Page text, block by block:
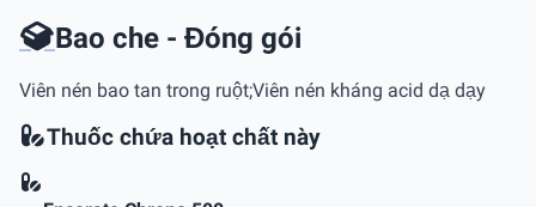
Bao che - Đóng gói
Viên nén bao tan trong ruột;Viên nén kháng acid dạ dạy
Thuốc chứa hoạt chất này